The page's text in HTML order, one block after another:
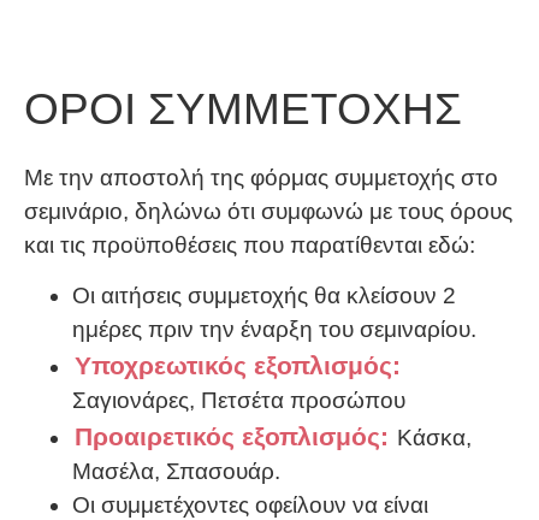
ΟΡΟΙ ΣΥΜΜΕΤΟΧΗΣ
Με την αποστολή της φόρμας συμμετοχής στο
σεμινάριο, δηλώνω ότι συμφωνώ με τους όρους
και τις προϋποθέσεις που παρατίθενται εδώ:
Οι αιτήσεις συμμετοχής θα κλείσουν 2
ημέρες πριν την έναρξη του σεμιναρίου.
Υποχρεωτικός εξοπλισμός:
Σαγιονάρες, Πετσέτα προσώπου
Προαιρετικός εξοπλισμός: Κάσκα,
Μασέλα, Σπασουάρ.
Οι συμμετέχοντες οφείλουν να είναι